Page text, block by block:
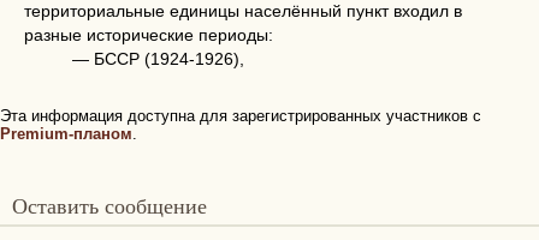
территориальные единицы населённый пункт входил в
разные исторические периоды:
— БССР (1924-1926),
Эта информация доступна для зарегистрированных участников с
Premium-планом.
Оставить сообщение